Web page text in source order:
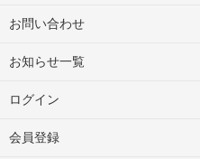
お問い合わせ
お知らせ一覧
ログイン
会員登録